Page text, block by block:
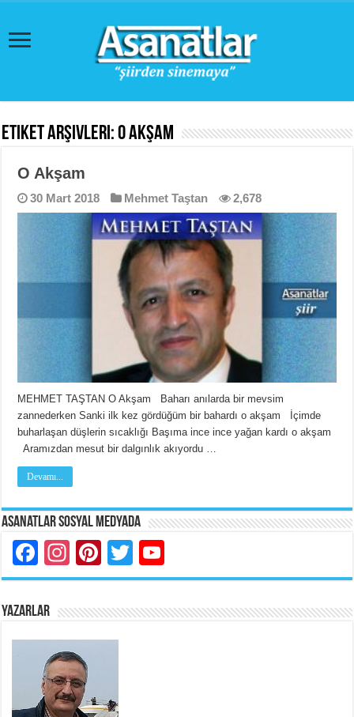
Etiket Arşivleri:O Akşam
O Akşam
30 Mart 2018 Mehmet Taştan 2,678
MEHMET TAŞTAN O Akşam Baharı anılarda bir mevsim
zannederken Sanki ilk kez gördüğüm bir bahardı o akşam İçimde
buharlaşan düşlerin sıcaklığı Başıma ince ince yağan kardı o akşam
Aramızdan mesut bir dalgınlık akıyordu …
Devamı...
Asanatlar Sosyal Medyada
Facebook
Instagram
Pinterest
Twitter
YAZARLAR